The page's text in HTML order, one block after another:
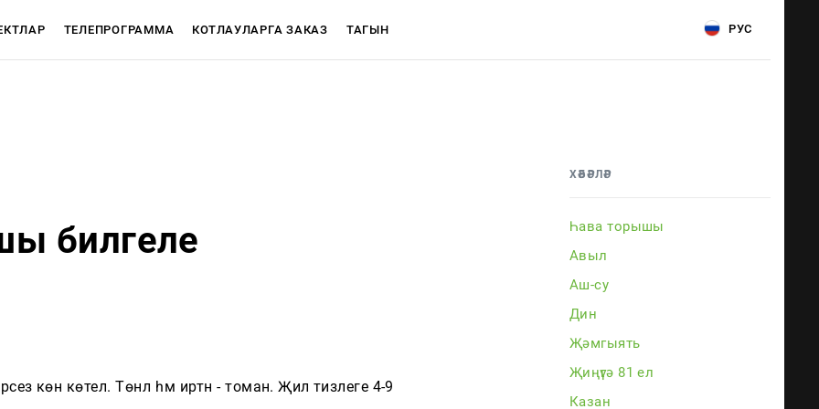
ТЕЛЕПРОГРАММА КОТЛАУЛАРГА ЗАКАЗ ТАГЫН РУС
билгеле
көн көтелә. Төнлә һәм иртән - томан. Җил тизлеге 4-9
ХӘБӘРЛӘР
Һава торышы
Авыл
Аш-су
Дин
Җәмгыять
Җиңүгә 81 ел
Казан